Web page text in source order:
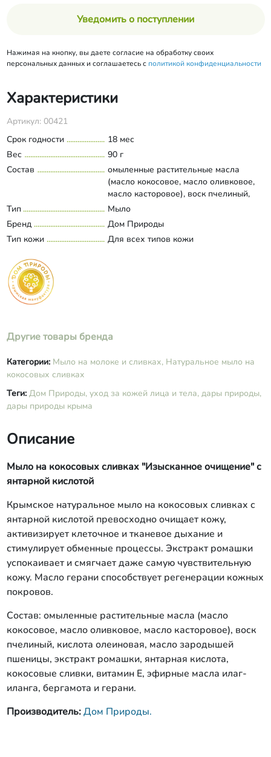
Уведомить о поступлении
Нажимая на кнопку, вы даете согласие на обработку своих
персональных данных и соглашаетесь с политикой конфиденциальности
Характеристики
Артикул: 00421
Срок годности
18 мес
Вес
90 г
Состав
омыленные растительные масла
(масло кокосовое, масло оливковое,
масло касторовое), воск пчелиный,
кислота олеиновая, масло зародышей
пшеницы, экстракт ромашки, янтарная
кислота, кокосовые сливки, витамин Е,
эфирные масла илаг-иланга,
Развернуть состав
Тип
Мыло
Бренд
Дом Природы
Тип кожи
Для всех типов кожи
Другие товары бренда
Категории: Мыло на молоке и сливках, Натуральное мыло на
кокосовых сливках
Теги: Дом Природы, уход за кожей лица и тела, дары природы,
дары природы крыма
Описание
Мыло на кокосовых сливках "Изысканное очищение" с
янтарной кислотой
Крымское натуральное мыло на кокосовых сливках с
янтарной кислотой превосходно очищает кожу,
активизирует клеточное и тканевое дыхание и
стимулирует обменные процессы. Экстракт ромашки
успокаивает и смягчает даже самую чувствительную
кожу. Масло герани способствует регенерации кожных
покровов.
Состав: омыленные растительные масла (масло
кокосовое, масло оливковое, масло касторовое), воск
пчелиный, кислота олеиновая, масло зародышей
пшеницы, экстракт ромашки, янтарная кислота,
кокосовые сливки, витамин Е, эфирные масла илаг-
иланга, бергамота и герани.
Производитель:Дом Природы.